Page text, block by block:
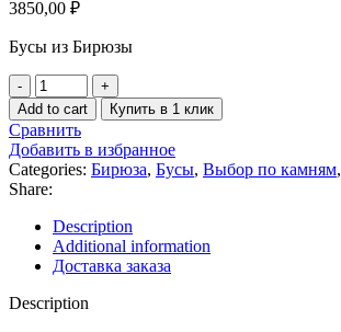
3850,00 ₽
Бусы из Бирюзы
Бусы
Бирюза
quantity
Add to cart Купить в 1 клик
Сравнить
Добавить в избранное
Categories: Бирюза, Бусы, Выбор по камням,
Share:
Description
Additional information
Доставка заказа
Description